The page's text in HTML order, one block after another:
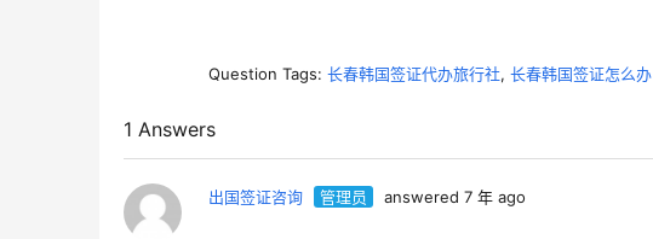
Question Tags: 长春韩国签证代办旅行社, 长春韩国签证怎么办
1 Answers
出国签证咨询 管理员 answered 7 年 ago